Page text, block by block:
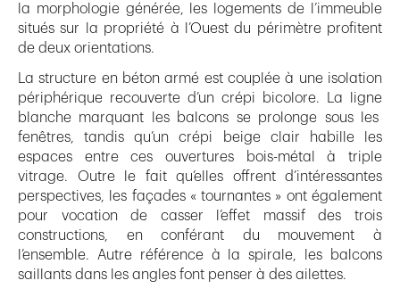
la morphologie générée, les logements de l’immeuble
situés sur la propriété à l’Ouest du périmètre profitent
de deux orientations.
La structure en béton armé est couplée à une isolation
périphérique recouverte d’un crépi bicolore. La ligne
blanche marquant les balcons se prolonge sous les
fenêtres, tandis qu’un crépi beige clair habille les
espaces entre ces ouvertures bois-métal à triple
vitrage. Outre le fait qu’elles offrent d’intéressantes
perspectives, les façades « tournantes » ont également
pour vocation de casser l’effet massif des trois
constructions, en conférant du mouvement à
l’ensemble. Autre référence à la spirale, les balcons
saillants dans les angles font penser à des ailettes.